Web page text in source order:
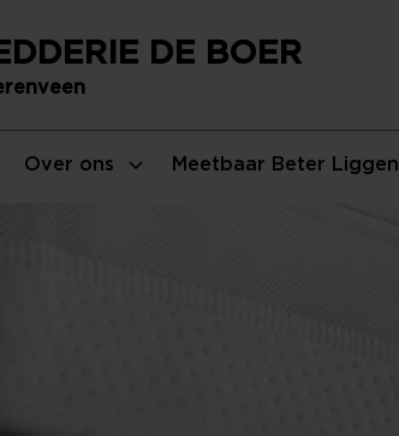
Over ons Meetbaar Beter Liggen
DE BOER